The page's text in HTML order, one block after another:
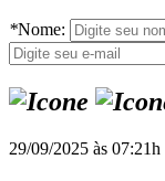
*Nome:
29/09/2025 às 07:21h